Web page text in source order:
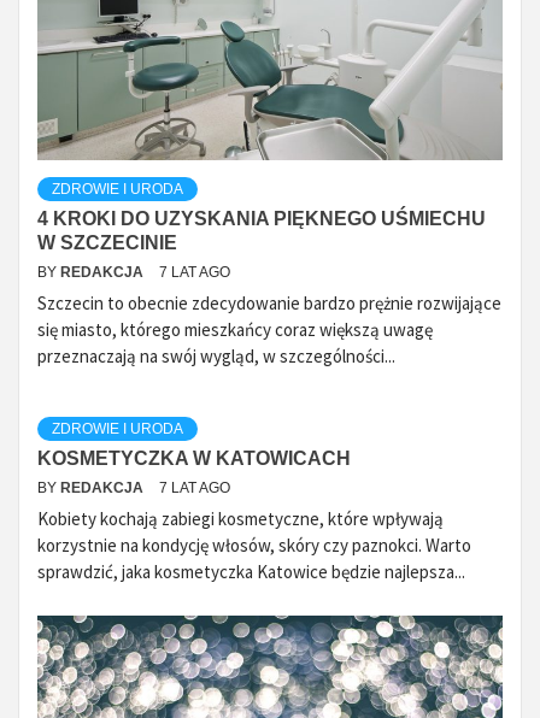
ZDROWIE I URODA
4 KROKI DO UZYSKANIA PIĘKNEGO UŚMIECHU
W SZCZECINIE
BY REDAKCJA 7 LAT AGO
Szczecin to obecnie zdecydowanie bardzo prężnie rozwijające
się miasto, którego mieszkańcy coraz większą uwagę
przeznaczają na swój wygląd, w szczególności...
ZDROWIE I URODA
KOSMETYCZKA W KATOWICACH
BY REDAKCJA 7 LAT AGO
Kobiety kochają zabiegi kosmetyczne, które wpływają
korzystnie na kondycję włosów, skóry czy paznokci. Warto
sprawdzić, jaka kosmetyczka Katowice będzie najlepsza...